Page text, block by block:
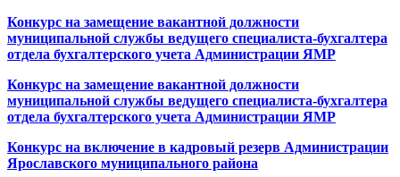
Конкурс на замещение вакантной должности
муниципальной службы ведущего специалиста-бухгалтера
отдела бухгалтерского учета Администрации ЯМР
Конкурс на замещение вакантной должности
муниципальной службы ведущего специалиста-бухгалтера
отдела бухгалтерского учета Администрации ЯМР
Конкурс на включение в кадровый резерв Администрации
Ярославского муниципального района